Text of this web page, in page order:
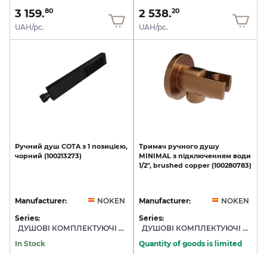
3 159.80
UAH/pc.
2 538.20
UAH/pc.
Ручний душ COTA з 1 позицією,
чорний (100213273)
Manufacturer:
NOKEN
Series:
ДУШОВІ КОМПЛЕКТУЮЧІ NOKEN
In Stock
Тримач ручного душу
MINIMAL з підключенням води
1/2", brushed copper (100280783)
Manufacturer:
NOKEN
Series:
ДУШОВІ КОМПЛЕКТУЮЧІ NOKEN
Quantity of goods is limited